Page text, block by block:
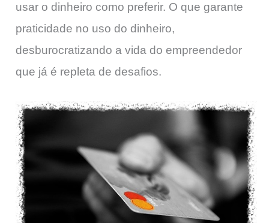
usar o dinheiro como preferir. O que garante
praticidade no uso do dinheiro,
desburocratizando a vida do empreendedor
que já é repleta de desafios.